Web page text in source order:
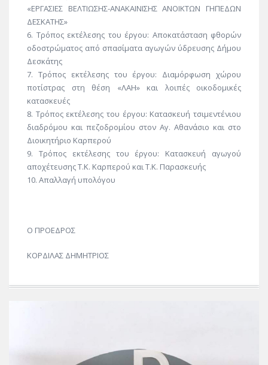
«ΕΡΓΑΣΙΕΣ ΒΕΛΤΙΩΣΗΣ-ΑΝΑΚΑΙΝΙΣΗΣ ΑΝΟΙΚΤΩΝ ΓΗΠΕΔΩΝ
ΔΕΣΚΑΤΗΣ»
6. Τρόπος εκτέλεσης του έργου: Αποκατάσταση φθορών
οδοστρώματος από σπασίματα αγωγών ύδρευσης Δήμου
Δεσκάτης
7. Τρόπος εκτέλεσης του έργου: Διαμόρφωση χώρου
ποτίστρας στη θέση «ΛΑΗ» και λοιπές οικοδομικές
κατασκευές
8. Τρόπος εκτέλεσης του έργου: Κατασκευή τσιμεντένιου
διαδρόμου και πεζοδρομίου στον Αγ. Αθανάσιο και στο
Διοικητήριο Καρπερού
9. Τρόπος εκτέλεσης του έργου: Κατασκευή αγωγού
αποχέτευσης Τ.Κ. Καρπερού και Τ.Κ. Παρασκευής
10. Απαλλαγή υπολόγου
Ο ΠΡΟΕΔΡΟΣ
ΚΟΡΔΙΛΑΣ ΔΗΜΗΤΡΙΟΣ